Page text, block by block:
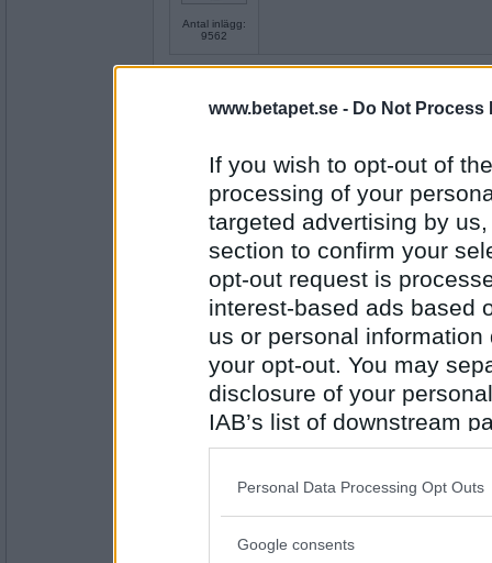
www.betapet.se - Do Not Process
If you wish to opt-out of
processing of your
targeted advertising by
section to confirm your
opt-out request is
interest-based ads based
us or personal
your opt-out. You may
disclosure of your
IAB’s list of downstream
also be disclosed by us
Downstream Participants
Please note that this
Personal Data Processing Opt Outs
Google consents
Antal inlägg:
9562
Antal inlägg:
16806
- Ej medlem längre
9562
"Jag ska spela betaturnering i kväll"
Kanske sant